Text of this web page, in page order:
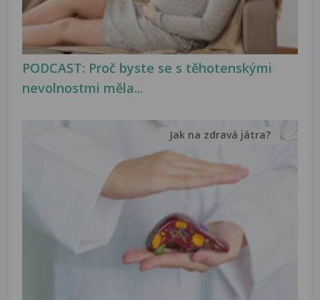
PODCAST: Proč byste se s těhotenskými
nevolnostmi měla...
Jak na zdravá játra?